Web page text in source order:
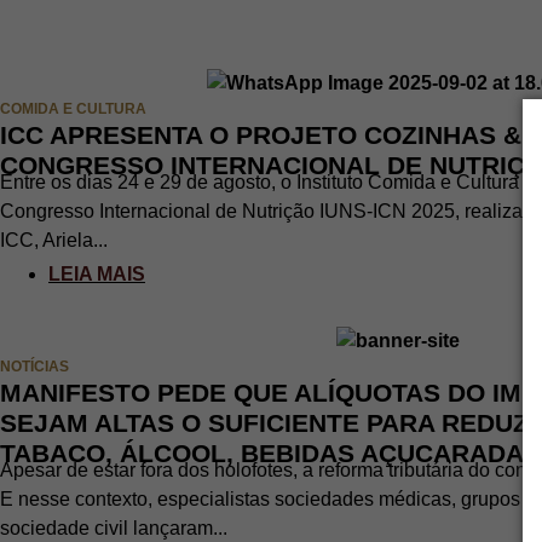
COMIDA E CULTURA
ICC APRESENTA O PROJETO COZINHAS &
CONGRESSO INTERNACIONAL DE
Entre os dias 24 e 29 de agosto, o Instituto Comida e Cultura
Congresso Internacional de Nutrição IUNS-ICN 2025,
ICC, Ariela...
LEIA MAIS
NOTÍCIAS
MANIFESTO PEDE QUE ALÍQUOTAS DO
SEJAM ALTAS O SUFICIENTE PARA
TABACO, ÁLCOOL, BEBIDAS AÇUCARADAS
Apesar de estar fora dos holofotes, a reforma tributária do
E nesse contexto, especialistas sociedades médicas, grupos
sociedade civil lançaram...